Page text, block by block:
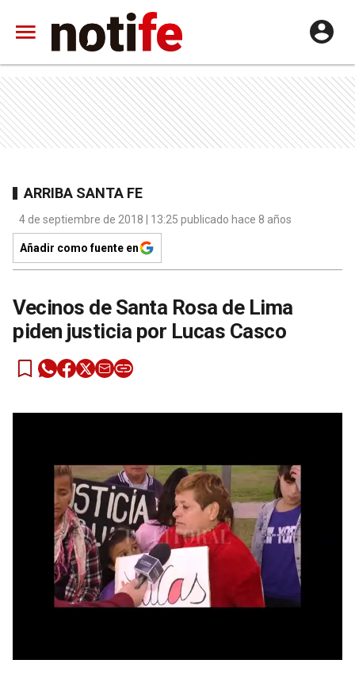
ARRIBA SANTA FE
4 de septiembre de 2018 | 13:25 publicado hace 8 años
Añadir como fuente en
Vecinos de Santa Rosa de Lima
piden justicia por Lucas Casco